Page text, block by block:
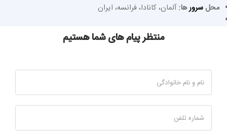
محلسرورها:آلمان، کانادا، فرانسه، ایران
منتظر پیام های شما هستیم
نام و نام خانوادگی
شماره تلفن